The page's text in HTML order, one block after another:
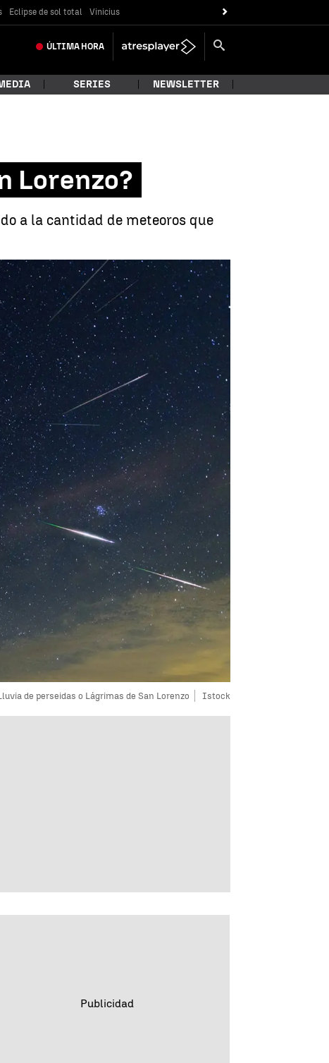
Eclipse de sol total Vinicius
ÚLTIMA HORA
SERIES NEWSLETTER
Lorenzo?
a la cantidad de meteoros que
de perseidas o Lágrimas de San Lorenzo Istock